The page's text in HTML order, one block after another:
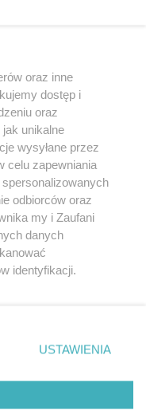
już tu jest
może być powielany i
w jakikolwiek sposób (w tym
oraz inne
dostęp i
oraz
unikalne
wysyłane przez
celu zapewniania
odbiorców oraz
my i Zaufani
danych
identyfikacji.
prywatności
strony
zgody
się takiemu
zastosowanie tylko
USTAWIENIA